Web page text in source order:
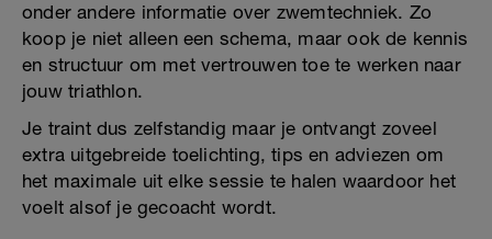
onder andere informatie over zwemtechniek. Zo
koop je niet alleen een schema, maar ook de kennis
en structuur om met vertrouwen toe te werken naar
jouw triathlon.
Je traint dus zelfstandig maar je ontvangt zoveel
extra uitgebreide toelichting, tips en adviezen om
het maximale uit elke sessie te halen waardoor het
voelt alsof je gecoacht wordt.